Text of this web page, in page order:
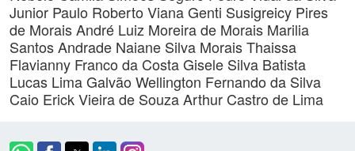
Junior Paulo Roberto Viana Genti Susigreicy Pires
de MoraisAndré Luiz Moreira de Morais Marilia
Santos Andrade Naiane Silva MoraisThaissa
Flavianny Franco da CostaGisele Silva Batista
Lucas Lima Galvão Wellington Fernando da Silva
Caio Erick Vieira de SouzaArthur Castro de Lima